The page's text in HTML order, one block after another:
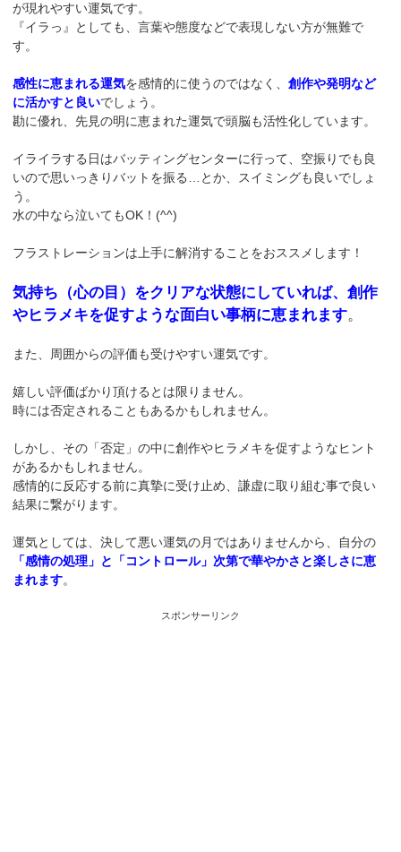
が現れやすい運気です。
『イラっ』としても、言葉や態度などで表現しない方が無難で
す。
感性に恵まれる運気を感情的に使うのではなく、創作や発明など
に活かすと良いでしょう。
勘に優れ、先見の明に恵まれた運気で頭脳も活性化しています。
イライラする日はバッティングセンターに行って、空振りでも良
いので思いっきりバットを振る…とか、スイミングも良いでしょ
う。
水の中なら泣いてもOK！(^^)
フラストレーションは上手に解消することをおススメします！
気持ち（心の目）をクリアな状態にしていれば、創作
やヒラメキを促すような面白い事柄に恵まれます。
また、周囲からの評価も受けやすい運気です。
嬉しい評価ばかり頂けるとは限りません。
時には否定されることもあるかもしれません。
しかし、その「否定」の中に創作やヒラメキを促すようなヒント
があるかもしれません。
感情的に反応する前に真摯に受け止め、謙虚に取り組む事で良い
結果に繋がります。
運気としては、決して悪い運気の月ではありませんから、自分の
「感情の処理」と「コントロール」次第で華やかさと楽しさに恵
まれます。
スポンサーリンク